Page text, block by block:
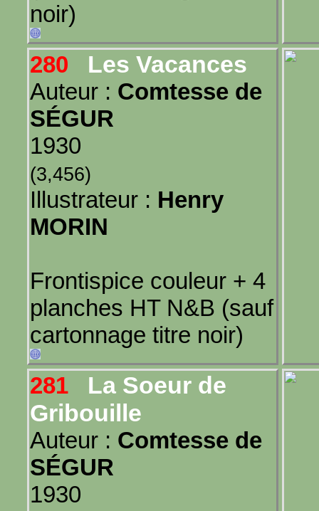
noir)
280
Les Vacances
Auteur : Comtesse de
SÉGUR
1930
(3,456)
Illustrateur : Henry
MORIN
Frontispice couleur + 4
planches HT N&B (sauf
cartonnage titre noir)
281
La Soeur de
Gribouille
Auteur : Comtesse de
SÉGUR
1930